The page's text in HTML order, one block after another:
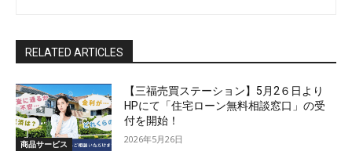
RELATED ARTICLES
商品サービス
【三福売買ステーション】5月2６日より
HPにて「住宅ローン無料相談窓口」の受
付を開始！
2026年5月26日